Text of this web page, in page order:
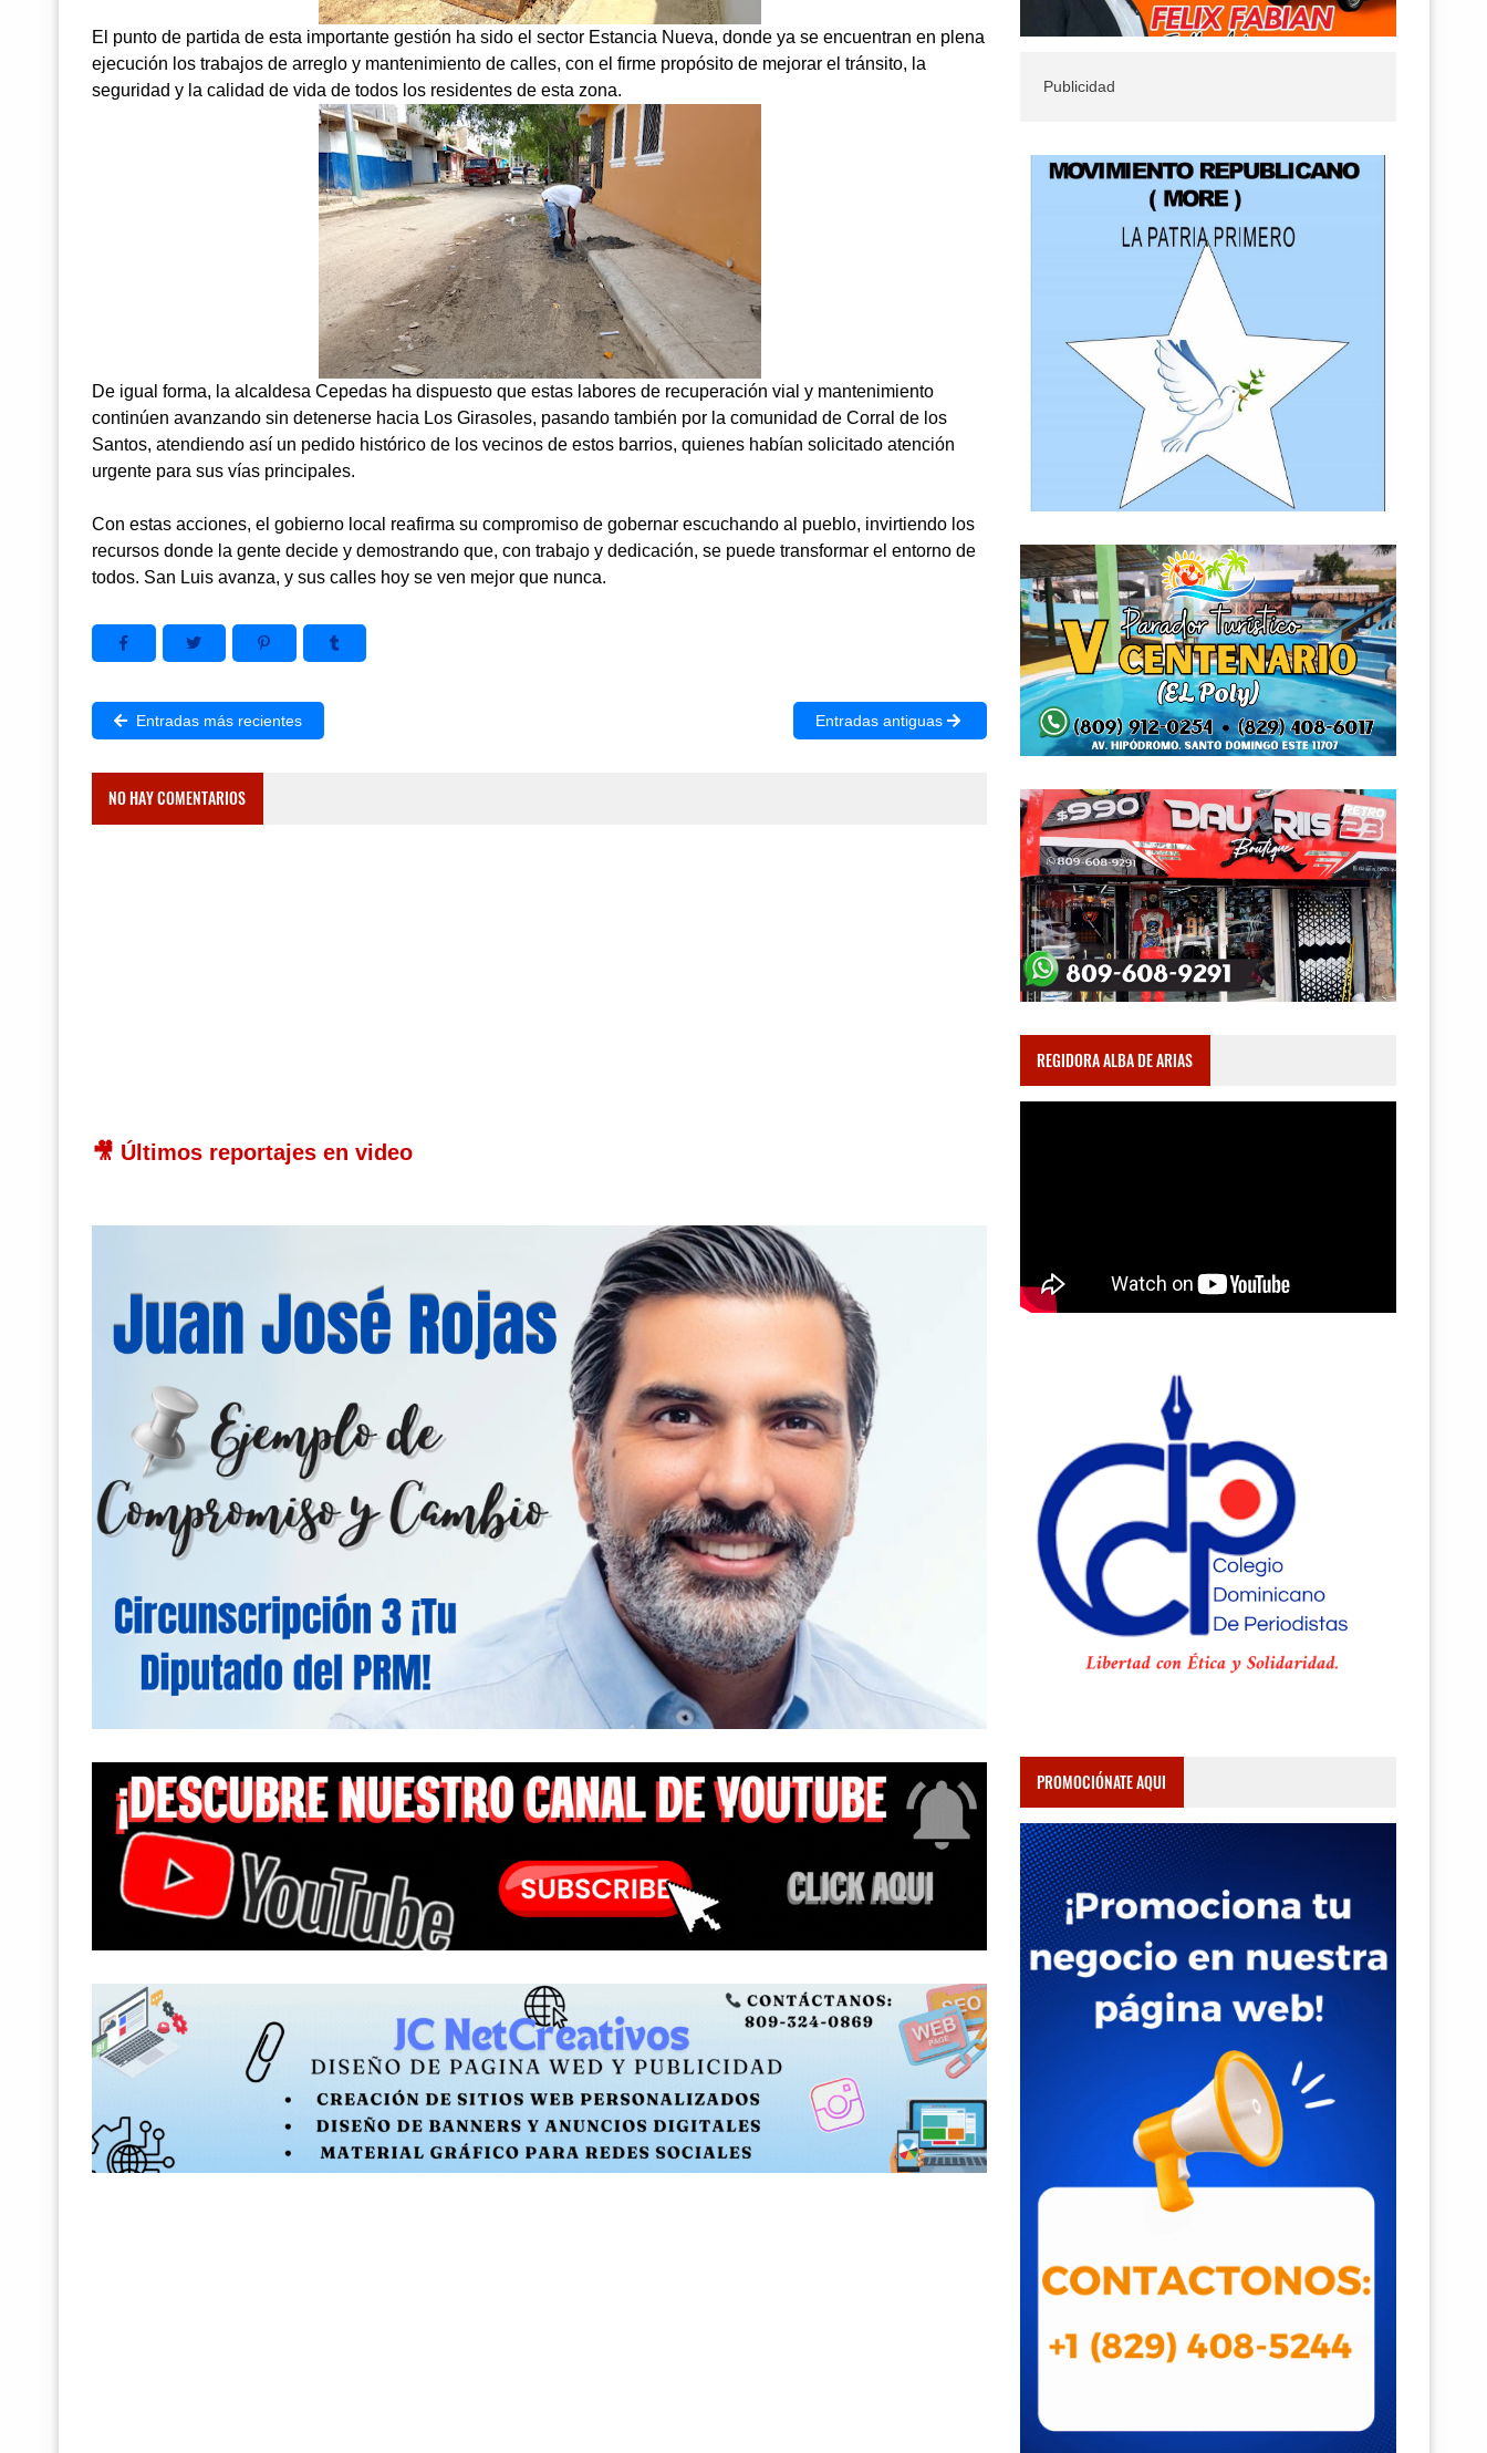
El punto de partida de esta importante gestión ha sido el sector Estancia Nueva, donde ya se encuentran en plena
ejecución los trabajos de arreglo y mantenimiento de calles, con el firme propósito de mejorar el tránsito, la
seguridad y la calidad de vida de todos los residentes de esta zona.
De igual forma, la alcaldesa Cepedas ha dispuesto que estas labores de recuperación vial y mantenimiento
continúen avanzando sin detenerse hacia Los Girasoles, pasando también por la comunidad de Corral de los
Santos, atendiendo así un pedido histórico de los vecinos de estos barrios, quienes habían solicitado atención
urgente para sus vías principales.
Con estas acciones, el gobierno local reafirma su compromiso de gobernar escuchando al pueblo, invirtiendo los
recursos donde la gente decide y demostrando que, con trabajo y dedicación, se puede transformar el entorno de
todos. San Luis avanza, y sus calles hoy se ven mejor que nunca.
Entradas más recientes Entradas antiguas
NO HAY COMENTARIOS
🎥 Últimos reportajes en video
Publicidad
REGIDORA ALBA DE ARIAS
PROMOCIÓNATE AQUI